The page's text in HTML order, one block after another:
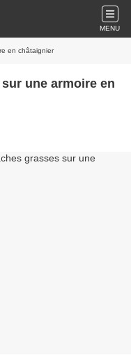
MENU
en châtaignier
une armoire en